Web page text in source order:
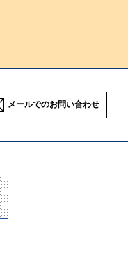
メールでのお問い合わせ